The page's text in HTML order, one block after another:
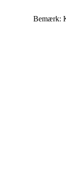
Bemærk: